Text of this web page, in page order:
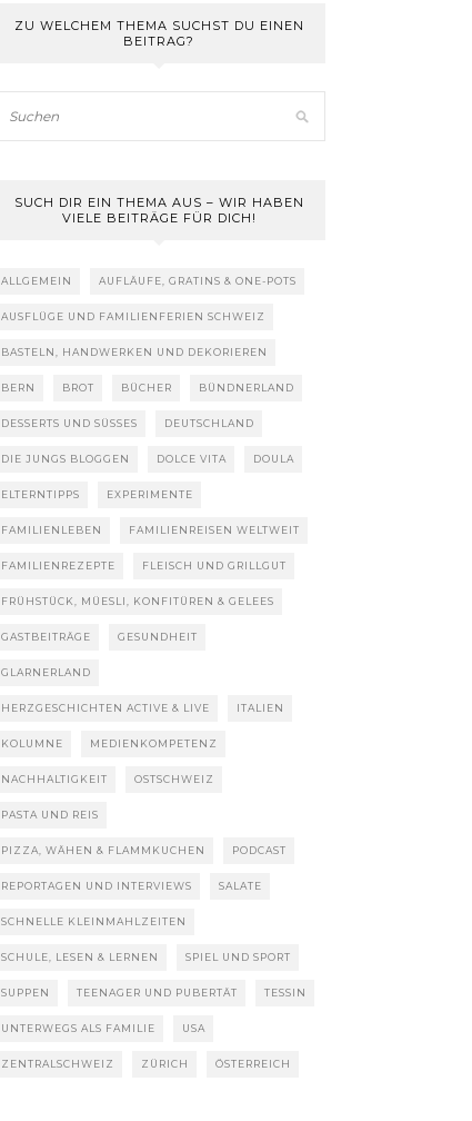
ZU WELCHEM THEMA SUCHST DU EINEN
BEITRAG?
SUCH DIR EIN THEMA AUS – WIR HABEN
VIELE BEITRÄGE FÜR DICH!
ALLGEMEIN AUFLÄUFE, GRATINS & ONE-POTS
AUSFLÜGE UND FAMILIENFERIEN SCHWEIZ
BASTELN, HANDWERKEN UND DEKORIEREN
BERN BROT BÜCHER BÜNDNERLAND
DESSERTS UND SÜSSES DEUTSCHLAND
DIE JUNGS BLOGGEN DOLCE VITA DOULA
ELTERNTIPPS EXPERIMENTE
FAMILIENLEBEN FAMILIENREISEN WELTWEIT
FAMILIENREZEPTE FLEISCH UND GRILLGUT
FRÜHSTÜCK, MÜESLI, KONFITÜREN & GELEES
GASTBEITRÄGE GESUNDHEIT
GLARNERLAND
HERZGESCHICHTEN ACTIVE & LIVE ITALIEN
KOLUMNE MEDIENKOMPETENZ
NACHHALTIGKEIT OSTSCHWEIZ
PASTA UND REIS
PIZZA, WÄHEN & FLAMMKUCHEN PODCAST
REPORTAGEN UND INTERVIEWS SALATE
SCHNELLE KLEINMAHLZEITEN
SCHULE, LESEN & LERNEN SPIEL UND SPORT
SUPPEN TEENAGER UND PUBERTÄT TESSIN
UNTERWEGS ALS FAMILIE USA
ZENTRALSCHWEIZ ZÜRICH ÖSTERREICH